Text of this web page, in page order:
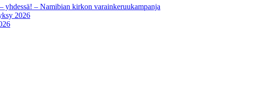
yhdessä! – Namibian kirkon varainkeruukampanja
2026